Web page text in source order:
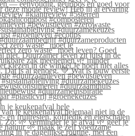
zero waste” moet le
je keukenafval hele